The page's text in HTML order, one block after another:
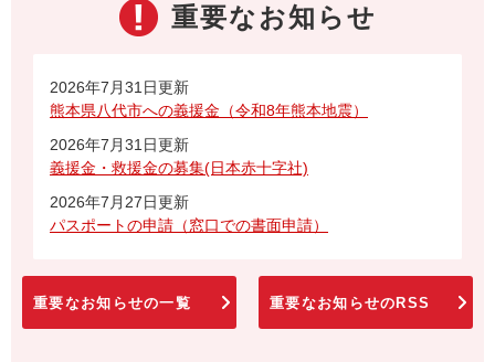
重要なお知らせ
2026年7月31日更新
熊本県八代市への義援金（令和8年熊本地震）
2026年7月31日更新
義援金・救援金の募集(日本赤十字社)
2026年7月27日更新
パスポートの申請（窓口での書面申請）
重要なお知らせの一覧 重要なお知らせのRSS